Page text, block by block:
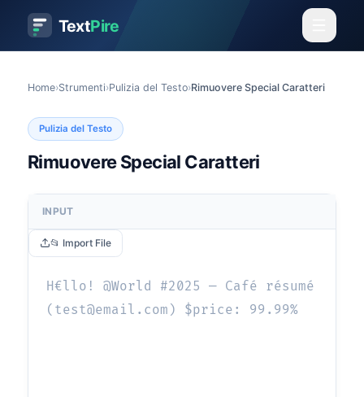
TextPire
Home›Strumenti›Pulizia del Testo›Rimuovere Special Caratteri
Pulizia del Testo
Rimuovere Special Caratteri
INPUT
📂 Import File